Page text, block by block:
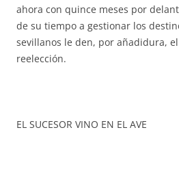
ahora con quince meses por
de su tiempo a gestionar los
sevillanos le den, por añadidura,
reelección.
EL SUCESOR VINO EN EL AVE